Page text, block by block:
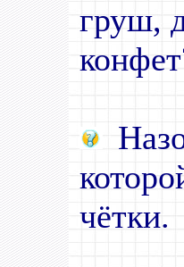
груш,
чётки.